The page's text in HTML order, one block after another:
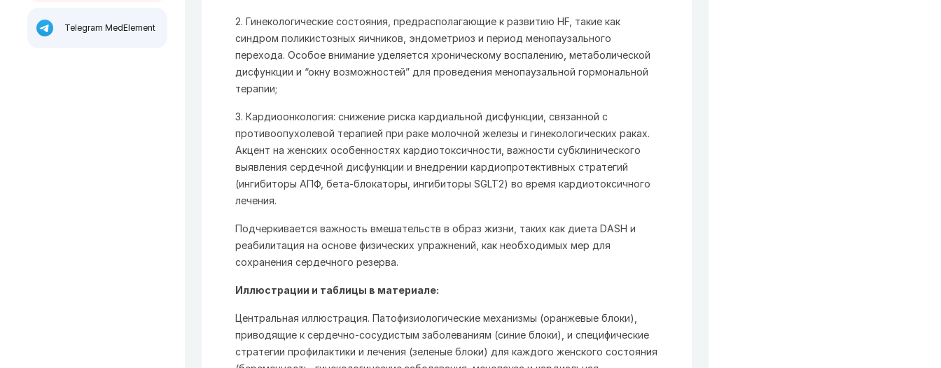
Telegram MedElement
2. Гинекологические состояния, предрасполагающие к развитию HF, такие как
синдром поликистозных яичников, эндометриоз и период менопаузального
перехода. Особое внимание уделяется хроническому воспалению, метаболической
дисфункции и “окну возможностей” для проведения менопаузальной гормональной
терапии;
3. Кардиоонкология: снижение риска кардиальной дисфункции, связанной с
противоопухолевой терапией при раке молочной железы и гинекологических раках.
Акцент на женских особенностях кардиотоксичности, важности субклинического
выявления сердечной дисфункции и внедрении кардиопротективных стратегий
(ингибиторы АПФ, бета-блокаторы, ингибиторы SGLT2) во время кардиотоксичного
лечения.
Подчеркивается важность вмешательств в образ жизни, таких как диета DASH и
реабилитация на основе физических упражнений, как необходимых мер для
сохранения сердечного резерва.
Иллюстрации и таблицы в материале:
Центральная иллюстрация. Патофизиологические механизмы (оранжевые блоки),
приводящие к сердечно-сосудистым заболеваниям (синие блоки), и специфические
стратегии профилактики и лечения (зеленые блоки) для каждого женского состояния